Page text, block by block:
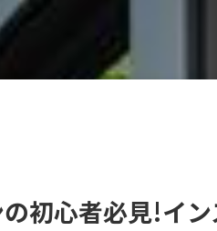
初心者必見!イン